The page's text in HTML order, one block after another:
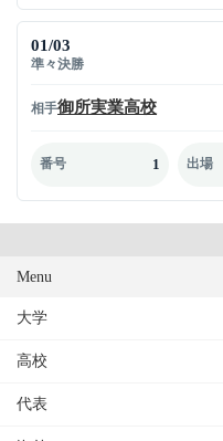
01/03
準々決勝
相手御所実業高校
番号 1 出場
Menu
大学
高校
代表